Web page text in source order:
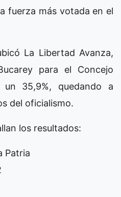
fuerza más votada en el
La Libertad Avanza,
para el Concejo
35,9%, quedando a
del oficialismo.
los resultados:
Patria